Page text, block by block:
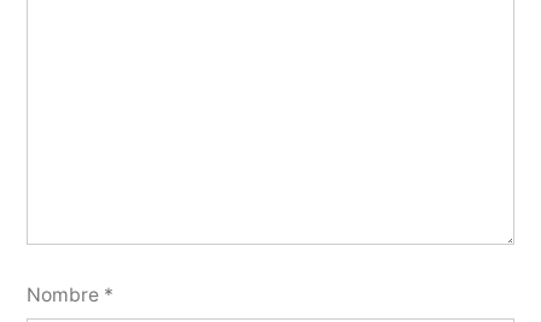
Nombre *